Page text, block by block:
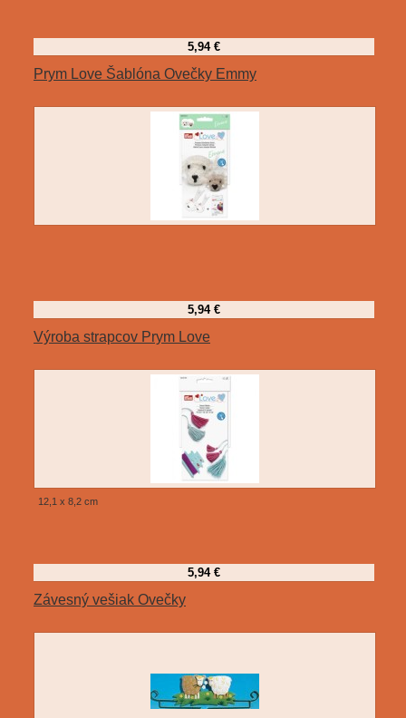
5,94 €
Prym Love Šablóna Ovečky Emmy
5,94 €
Výroba strapcov Prym Love
12,1 x 8,2 cm
5,94 €
Závesný vešiak Ovečky